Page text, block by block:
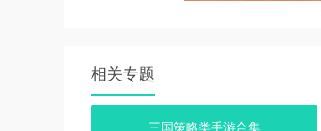
相关专题
三国策略类手游合集